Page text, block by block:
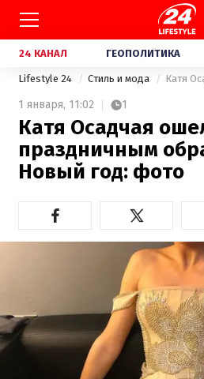
24 КАНАЛ ГЕОПОЛИТИКА
Lifestyle 24 Стиль и мода
1 января, 11:02 1
Катя Осадчая
праздничным
Новый год: фото